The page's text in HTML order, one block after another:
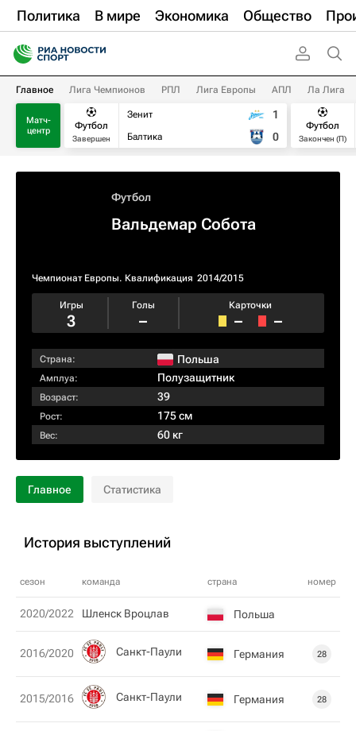
Политика В мире Экономика Общество
Главное Лига Чемпионов РПЛ Лига Европы АПЛ Ла Лига
Матч-
центр
Футбол
Завершен
Зенит
Балтика
1
0
Футбол
Закончен (П)
Футбол
Вальдемар Собота
Чемпионат Европы. Квалификация​ 2014/2015
Игры
3
Голы
–
Карточки
– –
Страна: Польша
Амплуа: Полузащитник
Возраст: 39
Рост: 175 см
Вес: 60 кг
Главное Статистика
История выступлений
сезон команда страна номер
2020/2022 Шленск Вроцлав Польша
2016/2020 Санкт-Паули Германия 28
2015/2016 Санкт-Паули Германия 28